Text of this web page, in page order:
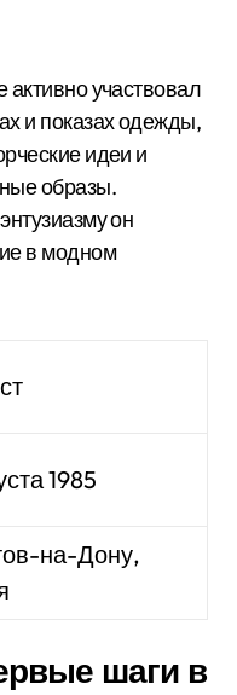
участвовал
и показах одежды,
идеи и
образы.
он
в модном
1985
на-Дону,
шаги в